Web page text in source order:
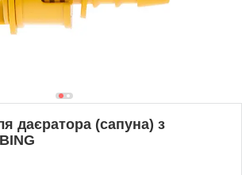
даєратора (сапуна) з